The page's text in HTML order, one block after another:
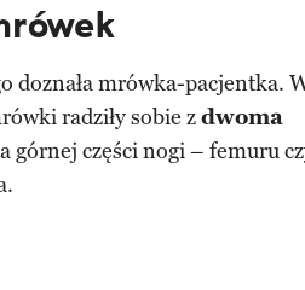
doznała mrówka-pacjentka.
radziły sobie zdwoma
górnej części nogi – femuru